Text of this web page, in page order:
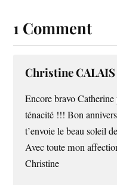
1 Comment
Christine CALAIS
Encore bravo Catherine
ténacité !!! Bon
t’envoie le beau soleil
Avec toute mon
Christine